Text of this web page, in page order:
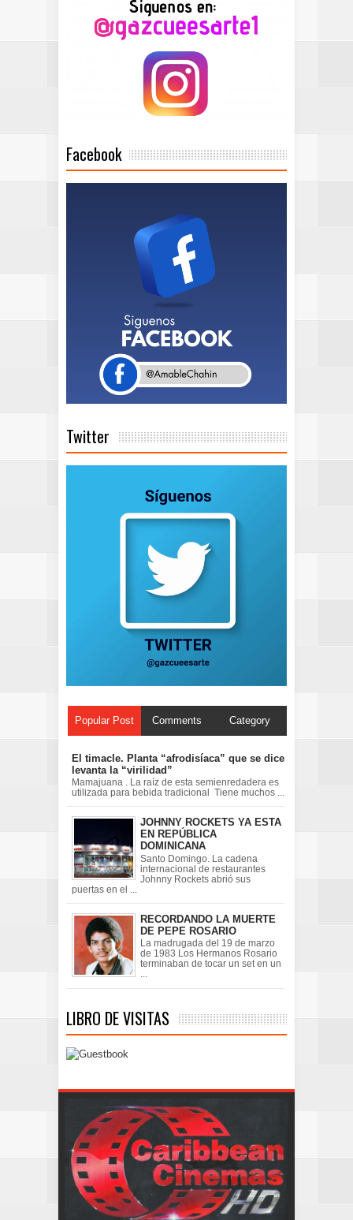
Facebook
Twitter
Popular Post Comments Category
El timacle. Planta “afrodisíaca” que se dice
levanta la “virilidad”
Mamajuana . La raíz de esta semienredadera es
utilizada para bebida tradicional Tiene muchos ...
JOHNNY ROCKETS YA ESTA
EN REPÚBLICA
DOMINICANA
Santo Domingo. La cadena
internacional de restaurantes
Johnny Rockets abrió sus
puertas en el ...
RECORDANDO LA MUERTE
DE PEPE ROSARIO
La madrugada del 19 de marzo
de 1983 Los Hermanos Rosario
terminaban de tocar un set en un
...
LIBRO DE VISITAS